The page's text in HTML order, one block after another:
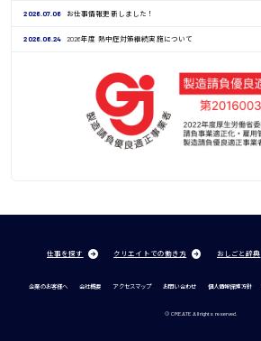
2026.07.06 お仕事情報更新しました！
2026.06.24 2026年度 熱中症対策継続実施について
仕事を探す クリエイトでの働き方 おしごと辞典
企業のお客様へ 会社概要 アクセスマップ お問い合わせ 個人情報保護方針
© CREATE All rights reserved.